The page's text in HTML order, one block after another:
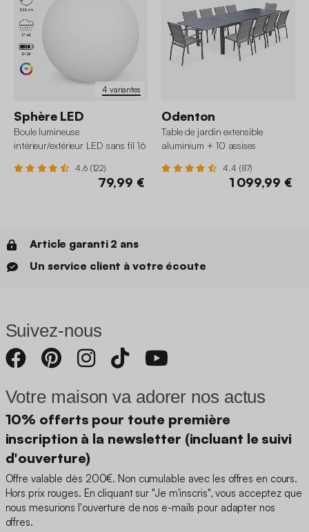
4 variantes
Sphère LED
Boule lumineuse
intérieur/extérieur LED sans fil 16
4.6 (122)
79,99 €
Odenton
Table de jardin extensible
aluminium + 10 assises
4.4 (87)
1 099,99 €
Article garanti 2 ans
Un service client à votre écoute
Suivez-nous
Votre maison va adorer nos actus
10% offerts pour toute première
inscription à la newsletter (incluant le suivi
d'ouverture)
Offre valable dès 200€. Non cumulable avec les offres en cours.
Hors prix rouges. En cliquant sur "Je m'inscris", vous acceptez que
nous mesurions l'ouverture de nos e-mails pour adapter nos
offres.